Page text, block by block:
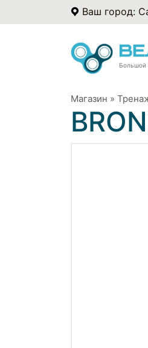
Ваш город:
Большой
Магазин »